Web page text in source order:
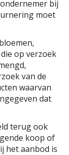
bij
moet
op verzoek
van de
waarvan
dat
terug ook
koop of
het aanbod is